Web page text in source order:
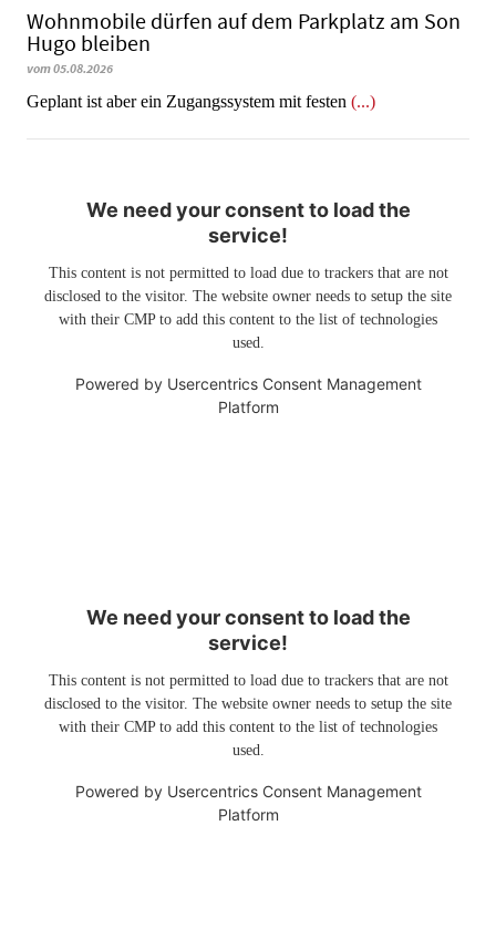
Wohnmobile dürfen auf dem Parkplatz am Son
Hugo bleiben
vom 05.08.2026
Geplant ist aber ein Zugangssystem mit festen (...)
We need your consent to load the
service!
This content is not permitted to load due to trackers that are not
disclosed to the visitor. The website owner needs to setup the site
with their CMP to add this content to the list of technologies
used.
Powered by Usercentrics Consent Management
Platform
We need your consent to load the
service!
This content is not permitted to load due to trackers that are not
disclosed to the visitor. The website owner needs to setup the site
with their CMP to add this content to the list of technologies
used.
Powered by Usercentrics Consent Management
Platform